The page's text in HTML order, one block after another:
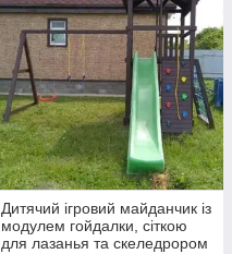
Дитячий ігровий майданчик із
модулем гойдалки, сіткою
для лазанья та скеледрором